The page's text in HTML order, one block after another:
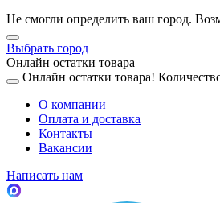
Не смогли определить ваш город.
Выбрать город
Онлайн остатки товара
Онлайн остатки товара!
О компании
Оплата и доставка
Контакты
Вакансии
Написать нам